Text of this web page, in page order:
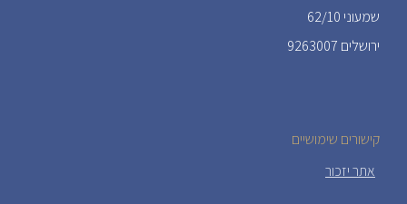
שמעוני 62/10
ירושלים 9263007
קישורים שימושיים
אתר יזכור